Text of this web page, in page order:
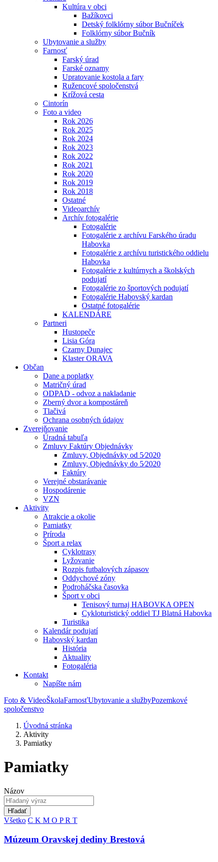
Kultúra v obci
Bažíkovci
Detský folklórny súbor Bučníček
Folklórny súbor Bučník
Ubytovanie a služby
Farnosť
Farský úrad
Farské oznamy
Upratovanie kostola a fary
Ružencové spoločenstvá
Krížová cesta
Cintorín
Foto a video
Rok 2026
Rok 2025
Rok 2024
Rok 2023
Rok 2022
Rok 2021
Rok 2020
Rok 2019
Rok 2018
Ostatné
Videoarchív
Archív fotogalérie
Fotogalérie
Fotogalérie z archívu Farského úradu
Habovka
Fotogalérie z archívu turistického oddielu
Habovka
Fotogalérie z kultúrnych a školských
podujatí
Fotogalérie zo športových podujatí
Fotogalérie Habovský kardan
Ostatné fotogalérie
KALENDÁRE
Partneri
Hustopeče
Lisia Góra
Czarny Dunajec
Klaster ORAVA
Občan
Dane a poplatky
Matričný úrad
ODPAD - odvoz a nakladanie
Zberný dvor a kompostáreň
Tlačivá
Ochrana osobných údajov
Zverejňovanie
Úradná tabuľa
Zmluvy Faktúry Objednávky
Zmluvy, Objednávky od 5⁄2020
Zmluvy, Objednávky do 5⁄2020
Faktúry
Verejné obstarávanie
Hospodárenie
VZN
Aktivity
Atrakcie a okolie
Pamiatky
Príroda
Šport a relax
Cyklotrasy
Lyžovanie
Rozpis futbalových zápasov
Oddychové zóny
Podroháčska časovka
Šport v obci
Tenisový turnaj HABOVKA OPEN
Cykloturistický oddiel TJ Blatná Habovka
Turistika
Kalendár podujatí
Habovský kardan
História
Aktuality
Fotogaléria
Kontakt
Napíšte nám
Foto & VideoŠkolaFarnosťUbytovanie a službyPozemkové
spoločenstvo
Úvodná stránka
Aktivity
Pamiatky
Pamiatky
Názov
Hľadať
Všetko C K M O PR T
Múzeum Oravskej dediny Brestová